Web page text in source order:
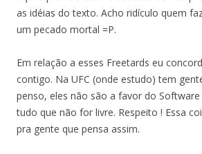
as idéias do texto. Acho ridículo quem
um pecado mortal =P.
Em relação a esses Freetards eu
contigo. Na UFC (onde estudo) tem
penso, eles não são a favor do
tudo que não for livre. Respeito ! Essa
pra gente que pensa assim.